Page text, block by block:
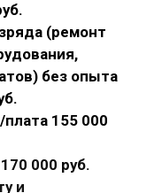
(ремонт
без опыта
155 000
000 руб.
и